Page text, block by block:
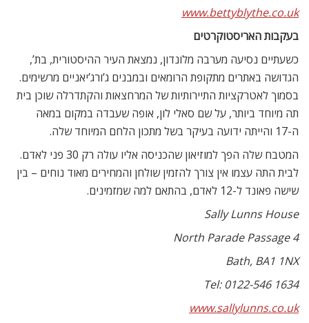
www.bettyblythe.co.uk
בעקבות האריסטוקרטים
כשעתיים נסיעה מערבה מלונדון, נמצאת העיר ההיסטורית, בת’,
הגדושה באתרים מתקופת הרומאים ובמבנים ג’ורג’יאניים מרשימים.
בסמוך לאטרקציות התיירותיות של המרחצאות והקתדרלה שוכן בית
תה מיוחד ביותר, על שם סאלי לון, אופה שעבדה במקום במאה
ה-17 והייתה ידועה בעיקר בשל מתכון הלחם המיוחד שלה.
המטבח שלה הפך למוזיאון שהכניסה אליו עולה רק 30 פני לאדם.
לבית התה עצמו אין צורך להזמין שולחן והמחירים מאוד נוחים – בין
שישה פאונד ל-12 לאדם, בהתאם למה שמזמינים.
Sally Lunns House
4 North Parade Passage
Bath, BA1 1NX
Tel: 0122-546 1634
www.sallylunns.co.uk